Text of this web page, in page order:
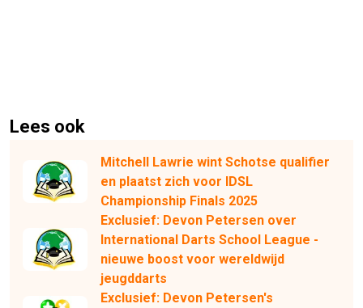
Lees ook
Mitchell Lawrie wint Schotse qualifier
en plaatst zich voor IDSL
Championship Finals 2025
Exclusief: Devon Petersen over
International Darts School League -
nieuwe boost voor wereldwijd
jeugddarts
Exclusief: Devon Petersen's